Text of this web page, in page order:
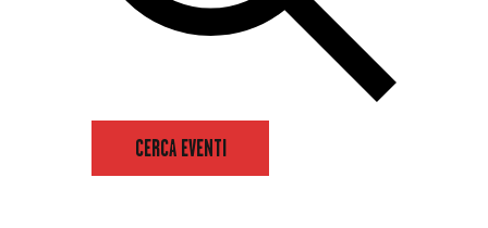
CERCA EVENTI